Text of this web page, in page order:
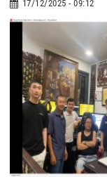
17/12/2025 - 09:12